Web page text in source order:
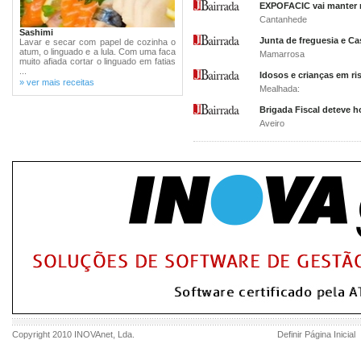
Sashimi
Lavar e secar com papel de cozinha o
atum, o linguado e a lula. Com uma faca
muito afiada cortar o linguado em fatias
» ver mais receitas
EXPOFACIC vai
Cantanhede
Junta de freguesia e
Mamarrosa
Idosos e crianças em
Mealhada:
Brigada Fiscal deteve
Aveiro
Copyright 2010 INOVAnet , Lda. Definir Página Inicial